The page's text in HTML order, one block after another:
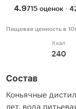
4.9715 оценок ·
Пищевая ценность в
Ккал
240
Состав
Коньячные
лет, вода